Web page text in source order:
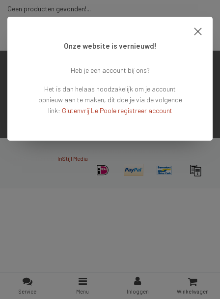
Geen producten gevonden!...
Mijn account
Contactgegevens
InStijl Media
Service Menu Inloggen Winkelwagen
Onze website is vernieuwd!
Heb je een account bij ons?
Het is dan helaas noodzakelijk om je account
opnieuw aan te maken, dit doe je via de volgende
link: Glutenvrij Le Poole registreer account